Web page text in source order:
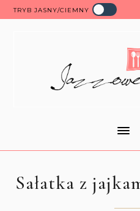
TRYB JASNY/CIEMNY
Sałatka z